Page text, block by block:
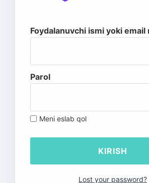
Foydalanuvchi ismi yoki email
Parol
Meni eslab qol
Lost your password?